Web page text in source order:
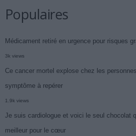
Populaires
Médicament retiré en urgence pour risques
3k views
Ce cancer mortel explose chez les
symptôme à repérer
1.9k views
Je suis cardiologue et voici le seul chocolat
meilleur pour le cœur